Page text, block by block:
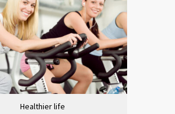
Healthier life